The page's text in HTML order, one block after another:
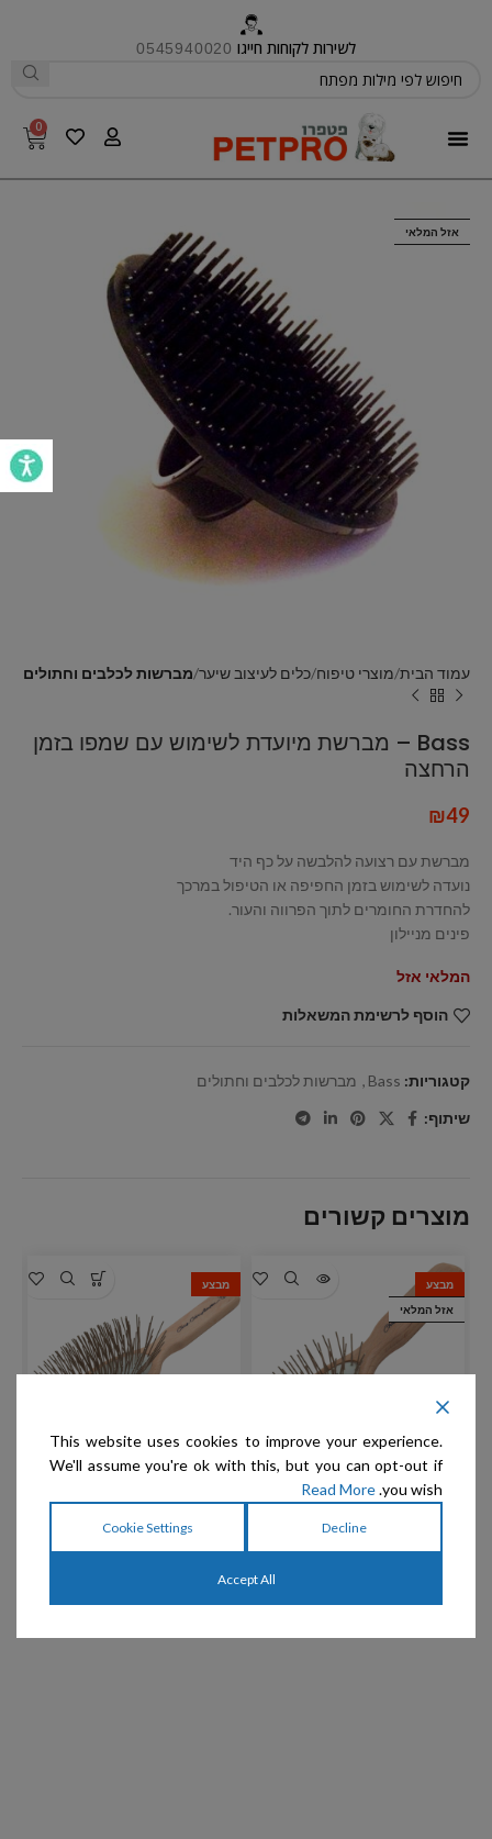
לשירות לקוחות חייגו 0545940020
0
אזל המלאי
עמוד הבית מוצרי טיפוח כלים לעיצוב שיער מברשות לכלבים וחתולים
Bass – מברשת מיועדת לשימוש עם שמפו בזמן
הרחצה
₪49
מברשת עם רצועה להלבשה על כף היד
נועדה לשימוש בזמן החפיפה או הטיפול במרכך
להחדרת החומרים לתוך הפרווה והעור.
פינים מניילון
המלאי אזל
הוסף לרשימת המשאלות
קטגוריות: Bass
, מברשות לכלבים וחתולים
שיתוף:
מוצרים קשורים
מבצע
אזל המלאי
20 מ"מ
₪109
₪89
מבצע
מ"מ
₪199
₪169
This website uses cookies to improve your experience.
We'll assume you're ok with this, but you can opt-out if
you wish.
Read More
Decline
Cookie Settings
Accept All